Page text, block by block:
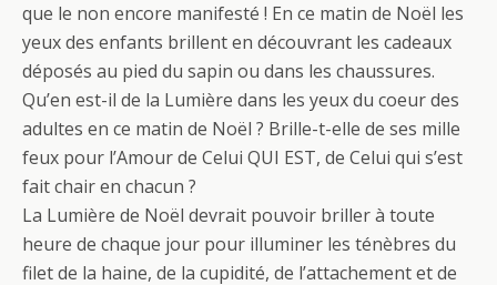
que le non encore manifesté ! En ce matin de Noël les
yeux des enfants brillent en découvrant les cadeaux
déposés au pied du sapin ou dans les chaussures.
Qu’en est-il de la Lumière dans les yeux du coeur des
adultes en ce matin de Noël ? Brille-t-elle de ses mille
feux pour l’Amour de Celui QUI EST, de Celui qui s’est
fait chair en chacun ?
La Lumière de Noël devrait pouvoir briller à toute
heure de chaque jour pour illuminer les ténèbres du
filet de la haine, de la cupidité, de l’attachement et de